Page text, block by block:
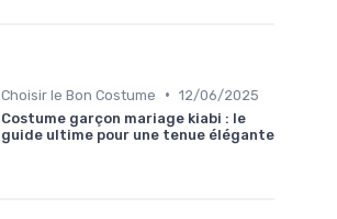
Choisir le Bon Costume • 12/06/2025
Costume garçon mariage kiabi : le
guide ultime pour une tenue élégante